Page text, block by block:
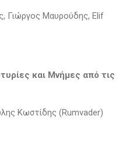
Γιώργος Μαυρούδης, Elif
και Μνήμες από τις
Κωστίδης (Rumvader)